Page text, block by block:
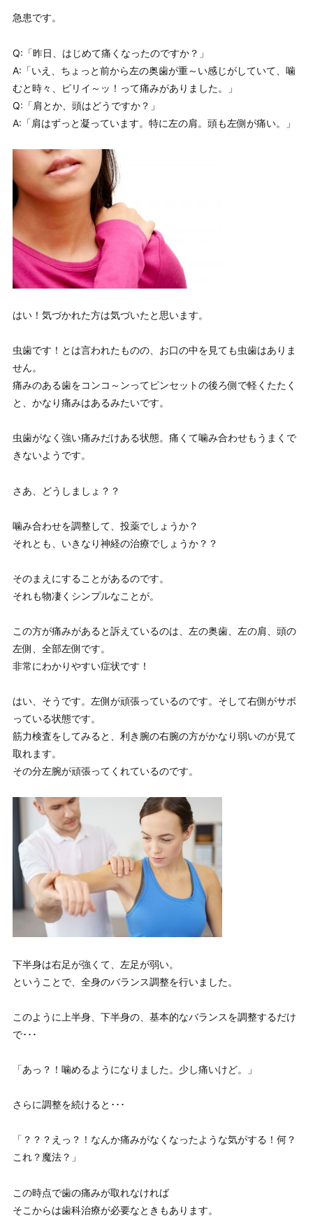
急患です。
Q:「昨日、はじめて痛くなったのですか？」
A:「いえ、ちょっと前から左の奥歯が重～い感じがしていて、噛
むと時々、ピリイ～ッ！って痛みがありました。」
Q:「肩とか、頭はどうですか？」
A:「肩はずっと凝っています。特に左の肩。頭も左側が痛い。」
はい！気づかれた方は気づいたと思います。
虫歯です！とは言われたものの、お口の中を見ても虫歯はありま
せん。
痛みのある歯をコンコ～ンってピンセットの後ろ側で軽くたたく
と、かなり痛みはあるみたいです。
虫歯がなく強い痛みだけある状態。痛くて噛み合わせもうまくで
きないようです。
さあ、どうしましょ？？
噛み合わせを調整して、投薬でしょうか？
それとも、いきなり神経の治療でしょうか？？
そのまえにすることがあるのです。
それも物凄くシンプルなことが。
この方が痛みがあると訴えているのは、左の奥歯、左の肩、頭の
左側、全部左側です。
非常にわかりやすい症状です！
はい、そうです。左側が頑張っているのです。そして右側がサボ
っている状態です。
筋力検査をしてみると、利き腕の右腕の方がかなり弱いのが見て
取れます。
その分左腕が頑張ってくれているのです。
下半身は右足が強くて、左足が弱い。
ということで、全身のバランス調整を行いました。
このように上半身、下半身の、基本的なバランスを調整するだけ
で･･･
「あっ？！噛めるようになりました。少し痛いけど。」
さらに調整を続けると･･･
「？？？えっ？！なんか痛みがなくなったような気がする！何？
これ？魔法？」
この時点で歯の痛みが取れなければ
そこからは歯科治療が必要なときもあります。